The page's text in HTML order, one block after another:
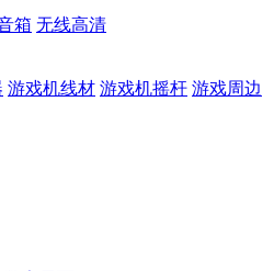
箱 无线高清
游戏机线材 游戏机摇杆 游戏周边